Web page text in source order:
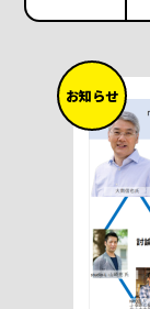
お知らせ